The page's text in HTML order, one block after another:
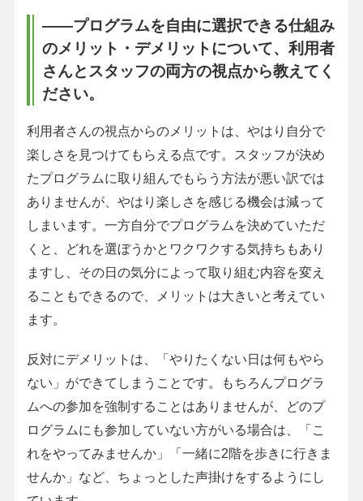
――プログラムを自由に選択できる仕組み
のメリット・デメリットについて、利用者
さんとスタッフの両方の視点から教えてく
ださい。
利用者さんの視点からのメリットは、やはり自分で
楽しさを見つけてもらえる点です。スタッフが決め
たプログラムに取り組んでもらう方法が悪い訳では
ありませんが、やはり楽しさを感じる機会は減って
しまいます。一方自分でプログラムを決めていただ
くと、どれを選ぼうかとワクワクする気持ちもあり
ますし、その日の気分によって取り組む内容を変え
ることもできるので、メリットは大きいと考えてい
ます。
反対にデメリットは、「やりたくない日は何もやら
ない」ができてしまうことです。もちろんプログラ
ムへの参加を強制することはありませんが、どのプ
ログラムにも参加していない方がいる場合は、「こ
れをやってみませんか」「一緒に2階を歩きに行きま
せんか」など、ちょっとした声掛けをするようにし